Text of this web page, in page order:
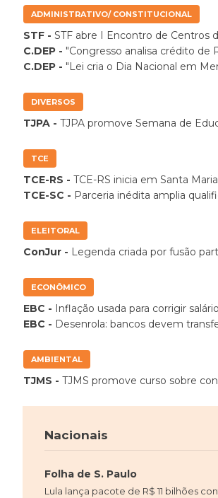
ADMINISTRATIVO/ CONSTITUCIONAL
STF - STF abre I Encontro de Centros
C.DEP - "Congresso analisa crédito
C.DEP - "Lei cria o Dia Nacional em
DIVERSOS
TJPA - TJPA promove Semana de
TCE
TCE-RS - TCE-RS inicia em Santa
TCE-SC - Parceria inédita amplia
ELEITORAL
ConJur - Legenda criada por fusão
ECONÔMICO
EBC - Inflação usada para corrigir
EBC - Desenrola: bancos devem
AMBIENTAL
TJMS - TJMS promove curso sobre
Nacionais
Folha de S. Paulo
Lula lança pacote de R$ 11 bilhões